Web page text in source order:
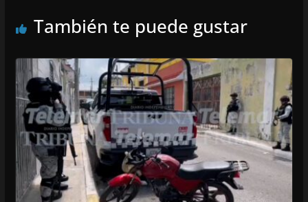
También te puede gustar